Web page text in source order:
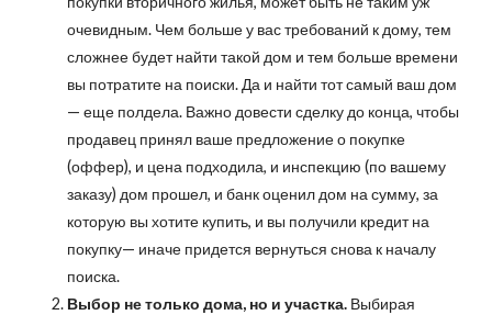
очевидным. Чем больше у вас требований к дому, тем
сложнее будет найти такой дом и тем больше времени
вы потратите на поиски. Да и найти тот самый ваш дом
— еще полдела. Важно довести сделку до конца, чтобы
продавец принял ваше предложение о покупке
(оффер), и цена подходила, и инспекцию (по вашему
заказу) дом прошел, и банк оценил дом на сумму, за
которую вы хотите купить, и вы получили кредит на
покупку— иначе придется вернуться снова к началу
поиска.
Выбор не только дома, но и участка. Выбирая